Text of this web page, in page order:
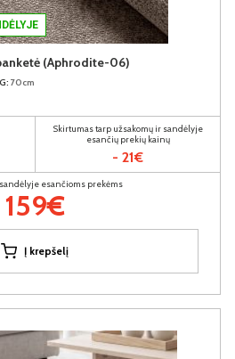
(Aphrodite-06)
G: 70cm
Skirtumas tarp užsakomų ir sandėlyje
esančių prekių kainų
- 21€
esančioms prekėms
159€
Į krepšelį